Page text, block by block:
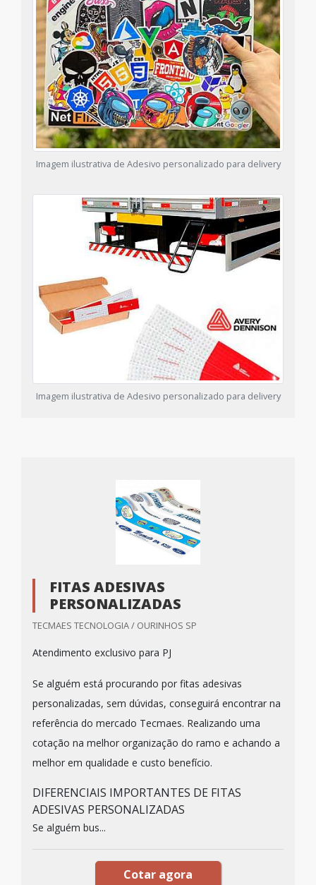
Imagem ilustrativa de Adesivo personalizado para delivery
Imagem ilustrativa de Adesivo personalizado para delivery
FITAS ADESIVAS
PERSONALIZADAS
TECMAES TECNOLOGIA / OURINHOS SP
Atendimento exclusivo para PJ
Se alguém está procurando por fitas adesivas
personalizadas, sem dúvidas, conseguirá encontrar na
referência do mercado Tecmaes. Realizando uma
cotação na melhor organização do ramo e achando a
melhor em qualidade e custo benefício.
DIFERENCIAIS IMPORTANTES DE FITAS
ADESIVAS PERSONALIZADAS
Se alguém bus...
Cotar agora